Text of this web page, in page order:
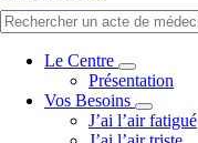
Le Centre
Présentation
Vos Besoins
J’ai l’air fatigué